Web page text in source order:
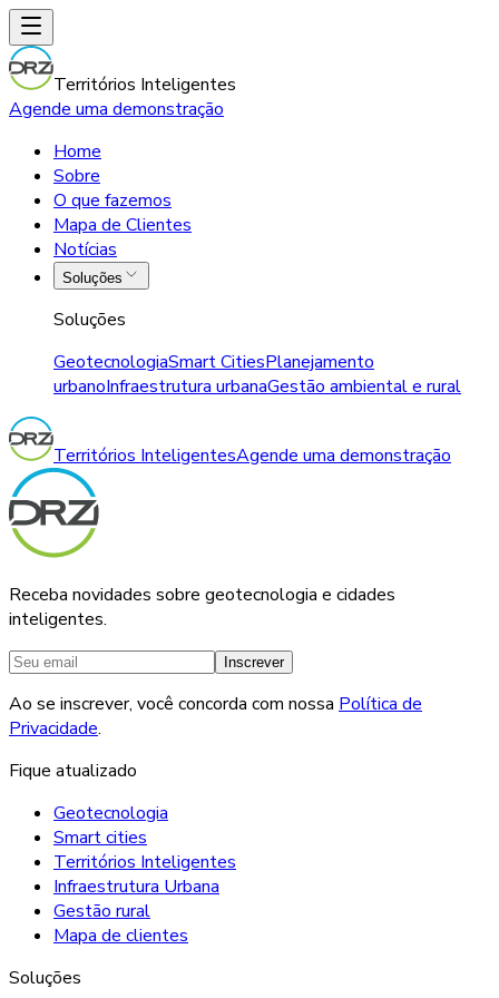
Territórios Inteligentes
Agende uma demonstração
Home
Sobre
O que fazemos
Mapa de Clientes
Notícias
Soluções
Soluções
GeotecnologiaSmart CitiesPlanejamento
urbanoInfraestrutura urbanaGestão ambiental e rural
Territórios InteligentesAgende uma demonstração
Receba novidades sobre geotecnologia e cidades
inteligentes.
Inscrever
Ao se inscrever, você concorda com nossa Política de
Privacidade.
Fique atualizado
Geotecnologia
Smart cities
Territórios Inteligentes
Infraestrutura Urbana
Gestão rural
Mapa de clientes
Soluções